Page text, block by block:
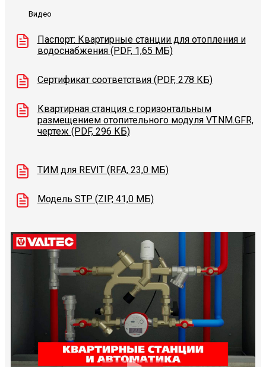
Видео
Паспорт: Квартирные станции для отопления и
водоснабжения (PDF, 1,65 МБ)
Сертификат соответствия (PDF, 278 КБ)
Квартирная станция с горизонтальным
размещением отопительного модуля VT.NM.GFR,
чертеж (PDF, 296 КБ)
ТИМ для REVIT (RFA, 23,0 МБ)
Модель STP (ZIP, 41,0 МБ)